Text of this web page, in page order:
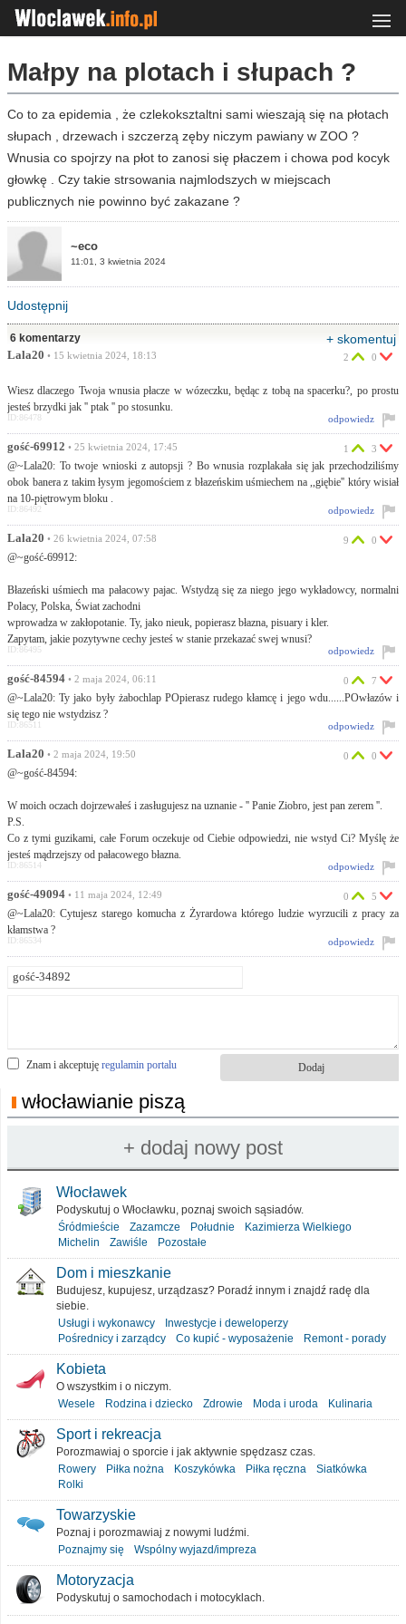
Małpy na plotach i słupach ?
Co to za epidemia , że czlekoksztaltni sami wieszają się na płotach
słupach , drzewach i szczerzą zęby niczym pawiany w ZOO ?
Wnusia co spojrzy na płot to zanosi się płaczem i chowa pod kocyk
głowkę . Czy takie strsowania najmlodszych w miejscach
publicznych nie powinno być zakazane ?
~eco
11:01, 3 kwietnia 2024
Udostępnij
6 komentarzy + skomentuj
Lala20 • 15 kwietnia 2024, 18:13
Wiesz dlaczego Twoja wnusia płacze w wózeczku, będąc z tobą na spacerku?, po prostu
jesteś brzydki jak '' ptak '' po stosunku.
2 0
odpowiedz
ID:86478
gość-69912 • 25 kwietnia 2024, 17:45
@~Lala20: To twoje wnioski z autopsji ? Bo wnusia rozplakała się jak przechodziliśmy
obok banera z takim łysym jegomościem z błazeńskim uśmiechem na ,,giębie'' który wisiał
na 10-piętrowym bloku .
1 3
odpowiedz
ID:86492
Lala20 • 26 kwietnia 2024, 07:58
@~gość-69912:
Błazeński uśmiech ma pałacowy pajac. Wstydzą się za niego jego wykładowcy, normalni
Polacy, Polska, Świat zachodni
wprowadza w zakłopotanie. Ty, jako nieuk, popierasz błazna, pisuary i kler.
Zapytam, jakie pozytywne cechy jesteś w stanie przekazać swej wnusi?
9 0
odpowiedz
ID:86495
gość-84594 • 2 maja 2024, 06:11
@~Lala20: Ty jako były żabochlap POpierasz rudego kłamcę i jego wdu......POwłazów i
się tego nie wstydzisz ?
0 7
odpowiedz
ID:86511
Lala20 • 2 maja 2024, 19:50
@~gość-84594:
W moich oczach dojrzewałeś i zasługujesz na uznanie - '' Panie Ziobro, jest pan zerem ''.
P.S.
Co z tymi guzikami, całe Forum oczekuje od Ciebie odpowiedzi, nie wstyd Ci? Myślę że
jesteś mądrzejszy od pałacowego błazna.
0 0
odpowiedz
ID:86514
gość-49094 • 11 maja 2024, 12:49
@~Lala20: Cytujesz starego komucha z Żyrardowa którego ludzie wyrzucili z pracy za
kłamstwa ?
0 5
odpowiedz
ID:86534
Znam i akceptuję regulamin portalu
włocławianie piszą
Włocławek
Podyskutuj o Włocławku, poznaj swoich sąsiadów.
Śródmieście
Zazamcze Południe
Kazimierza Wielkiego
Michelin
Zawiśle Pozostałe
Dom i mieszkanie
Budujesz, kupujesz, urządzasz? Poradź innym i znajdź radę dla
siebie.
Usługi i wykonawcy
Inwestycje i deweloperzy
Pośrednicy i zarządcy
Co kupić - wyposażenie Remont - porady
Kobieta
O wszystkim i o niczym.
Wesele
Rodzina i dziecko Zdrowie Moda i uroda Kulinaria
Sport i rekreacja
Porozmawiaj o sporcie i jak aktywnie spędzasz czas.
Rowery
Piłka nożna Koszykówka Piłka ręczna
Siatkówka
Rolki
Towarzyskie
Poznaj i porozmawiaj z nowymi ludźmi.
Poznajmy się
Wspólny wyjazd/impreza
Motoryzacja
Podyskutuj o samochodach i motocyklach.